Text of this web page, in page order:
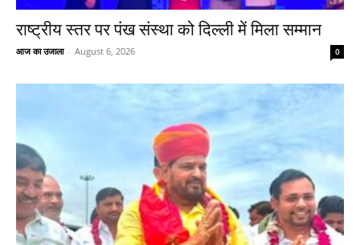
राष्ट्रीय स्तर पर पंख संस्था को दिल्ली में मिला सम्मान
आज का उजाला - August 6, 2026 0